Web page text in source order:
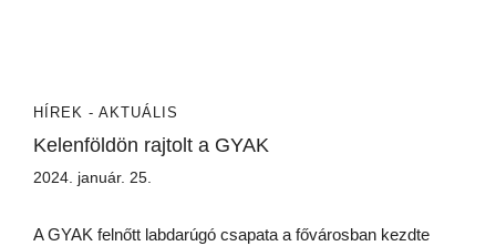
HÍREK - AKTUÁLIS
Kelenföldön rajtolt a GYAK
2024. január. 25.
A GYAK felnőtt labdarúgó csapata a fővárosban kezdte